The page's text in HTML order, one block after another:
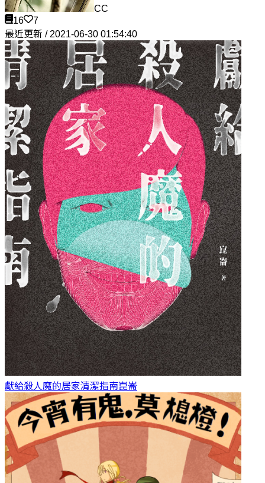
CC
16
7
最近更新 / 2021-06-30 01:54:40
獻給殺人魔的居家清潔指南崑崙